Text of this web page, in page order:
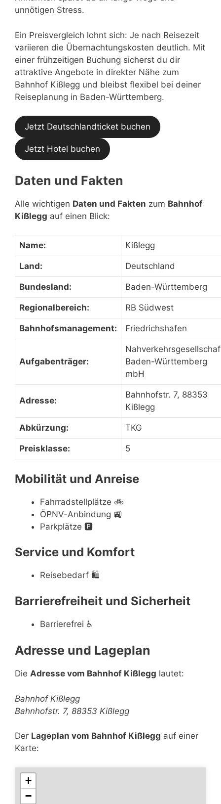
unnötigen Stress.
Ein Preisvergleich lohnt sich: Je nach Reisezeit
variieren die Übernachtungskosten deutlich. Mit
einer frühzeitigen Buchung sicherst du dir
attraktive Angebote in direkter Nähe zum
Bahnhof Kißlegg und bleibst flexibel bei deiner
Reiseplanung in Baden-Württemberg.
Jetzt Deutschlandticket buchen
Jetzt Hotel buchen
Daten und Fakten
Alle wichtigen Daten und Fakten zum Bahnhof
Kißlegg auf einen Blick:
Name: Kißlegg
Land: Deutschland
Bundesland: Baden-Württemberg
Regionalbereich: RB Südwest
Bahnhofsmanagement: Friedrichshafen
Aufgabenträger:
Baden-Württemberg
mbH
Adresse:
Bahnhofstr. 7, 88353
Kißlegg
Abkürzung: TKG
Preisklasse: 5
Mobilität und Anreise
Fahrradstellplätze 🚲
ÖPNV-Anbindung 🚉
Parkplätze 🅿️
Service und Komfort
Reisebedarf 🛍
Barrierefreiheit und Sicherheit
Barrierefrei ♿
Adresse und Lageplan
Die Adresse vom Bahnhof Kißlegg lautet:
Bahnhof Kißlegg
Bahnhofstr. 7, 88353 Kißlegg
Der Lageplan vom Bahnhof Kißlegg auf einer
Karte:
+
−